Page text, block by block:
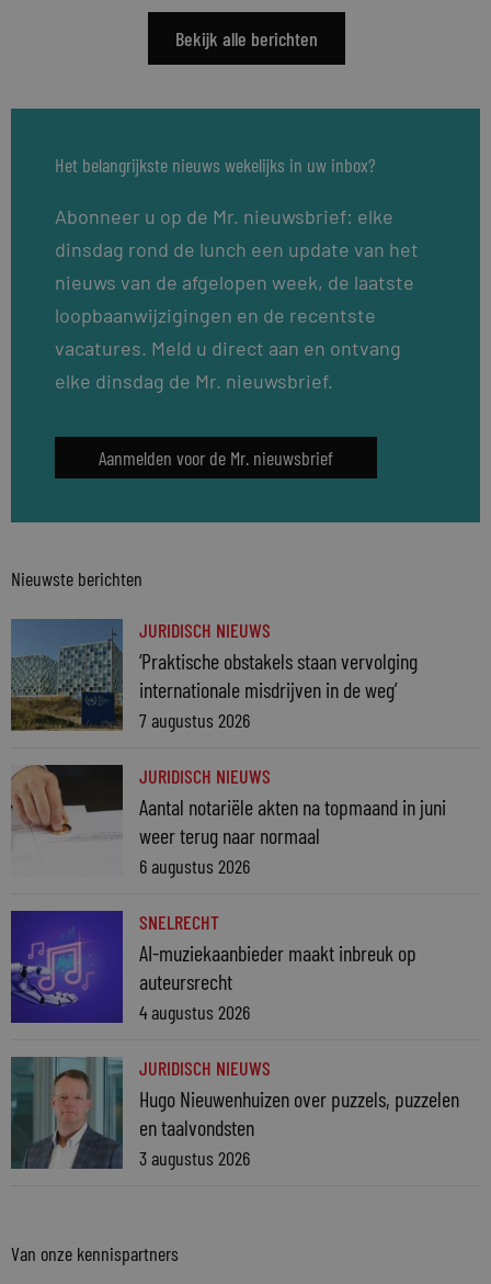
Bekijk alle berichten
Het belangrijkste nieuws wekelijks in uw inbox?
Abonneer u op de Mr. nieuwsbrief: elke
dinsdag rond de lunch een update van het
nieuws van de afgelopen week, de laatste
loopbaanwijzigingen en de recentste
vacatures. Meld u direct aan en ontvang
elke dinsdag de Mr. nieuwsbrief.
Aanmelden voor de Mr. nieuwsbrief
Nieuwste berichten
JURIDISCH NIEUWS
‘Praktische obstakels staan vervolging
internationale misdrijven in de weg’
7 augustus 2026
JURIDISCH NIEUWS
Aantal notariële akten na topmaand in juni
weer terug naar normaal
6 augustus 2026
SNELRECHT
AI-muziekaanbieder maakt inbreuk op
auteursrecht
4 augustus 2026
JURIDISCH NIEUWS
Hugo Nieuwenhuizen over puzzels, puzzelen
en taalvondsten
3 augustus 2026
Van onze kennispartners